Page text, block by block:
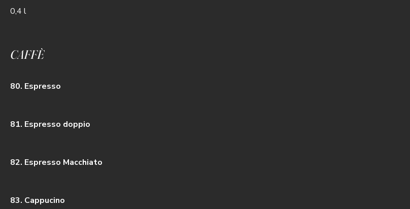
0,4 l
CAFFÈ
80. Espresso
81. Espresso doppio
82. Espresso Macchiato
83. Cappucino